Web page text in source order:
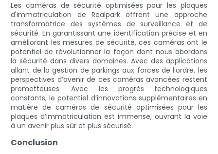
Les caméras de sécurité optimisées pour les plaques
d'immatriculation de Realpark offrent une approche
transformatrice des systèmes de surveillance et de
sécurité. En garantissant une identification précise et en
améliorant les mesures de sécurité, ces caméras ont le
potentiel de révolutionner la façon dont nous abordons
la sécurité dans divers domaines. Avec des applications
allant de la gestion de parkings aux forces de l’ordre, les
perspectives d’avenir de ces caméras avancées restent
prometteuses. Avec les progrès technologiques
constants, le potentiel d’innovations supplémentaires en
matière de caméras de sécurité optimisées pour les
plaques d’immatriculation est immense, ouvrant la voie
à un avenir plus sûr et plus sécurisé.
Conclusion